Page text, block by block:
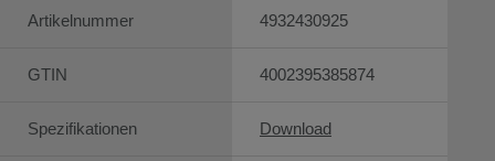
Artikelnummer
GTIN
Spezifikationen
4932430925
4002395385874
Download